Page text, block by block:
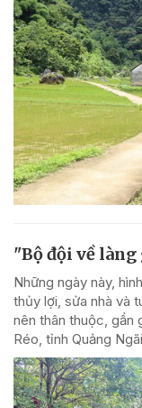
"Bộ đội về
Những ngày này,
thủy lợi, sửa nhà và
nên thân thuộc, gần
Réo, tỉnh Quảng